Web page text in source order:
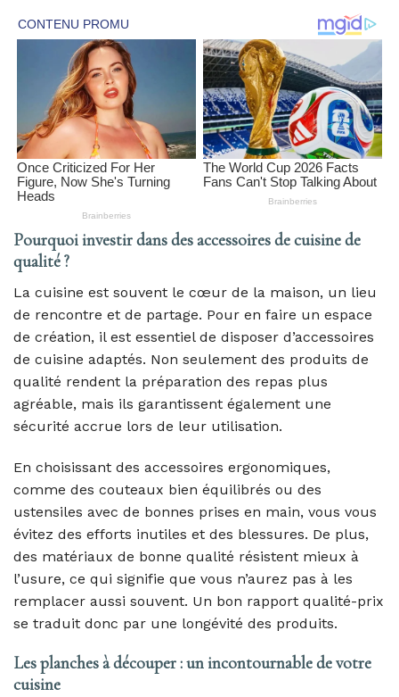
Pourquoi investir dans des accessoires de cuisine de
qualité ?
La cuisine est souvent le cœur de la maison, un lieu
de rencontre et de partage. Pour en faire un espace
de création, il est essentiel de disposer d’accessoires
de cuisine adaptés. Non seulement des produits de
qualité rendent la préparation des repas plus
agréable, mais ils garantissent également une
sécurité accrue lors de leur utilisation.
En choisissant des accessoires ergonomiques,
comme des couteaux bien équilibrés ou des
ustensiles avec de bonnes prises en main, vous vous
évitez des efforts inutiles et des blessures. De plus,
des matériaux de bonne qualité résistent mieux à
l’usure, ce qui signifie que vous n’aurez pas à les
remplacer aussi souvent. Un bon rapport qualité-prix
se traduit donc par une longévité des produits.
Les planches à découper : un incontournable de votre
cuisine